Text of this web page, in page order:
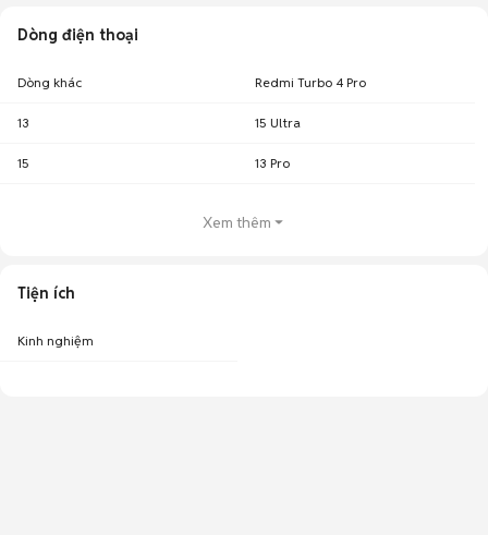
Dòng điện thoại
Dòng khác Redmi Turbo 4 Pro
13 15 Ultra
15 13 Pro
Xem thêm
Tiện ích
Kinh nghiệm